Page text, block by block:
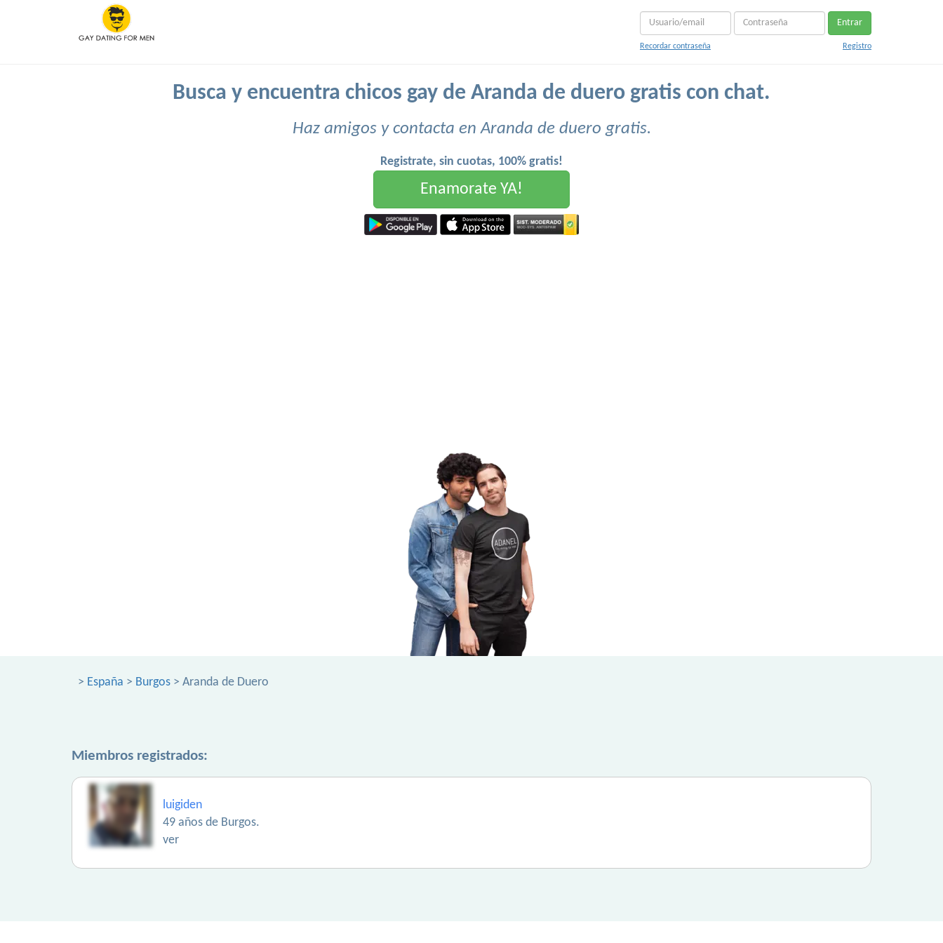
Entrar
Recordar contraseña Registro
Busca y encuentra chicos gay de Aranda de duero gratis con chat.
Haz amigos y contacta en Aranda de duero gratis.
Registrate, sin cuotas, 100% gratis!
Enamorate YA!
> España > Burgos > Aranda de Duero
Miembros registrados:
luigiden
49 años de Burgos.
ver